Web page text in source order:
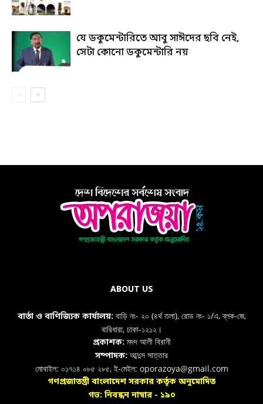
যে ডকুমেন্টারিতে আবু সাঈদের ছবি নেই,
সেটা কোনো ডকুমেন্টারি নয়
ABOUT US
বার্তা ও বাণিজ্যিক কার্যালয়: বাড়ি নং- ২০ (৪র্থ তলা), রোড নং- ১/এ, ব্লক-জে,
বারিধারা, ঢাকা-১২১২।
প্রকাশক:মদদ আলী বিরানী
সম্পাদক: আব্দুস সাত্তার
মোবাইল: ০১৭১৪ ০৮৫ ২৮৫, ই-মেইল: oporazoya@gmail.com
গণপ্রজাতন্ত্রী বাংলাদেশ সরকার কর্তৃক অনুমোদিত
গভ: নিবন্ধন নাম্বার - ১৯০